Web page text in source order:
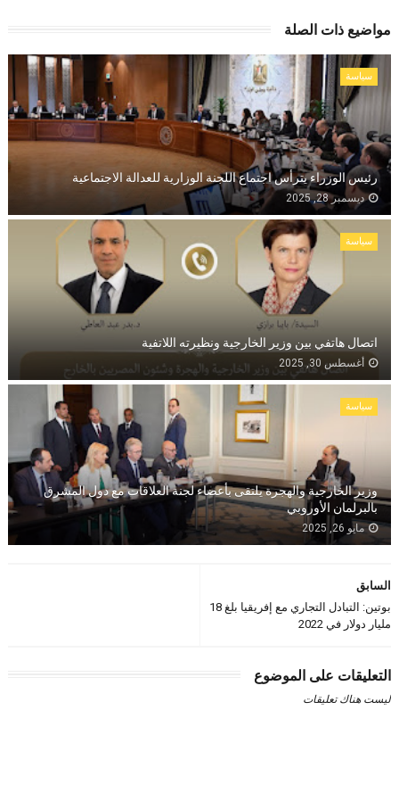
مواضيع ذات الصلة
سياسة
رئيس الوزراء يترأس اجتماع اللجنة الوزارية للعدالة الاجتماعية
ديسمبر 28, 2025
سياسة
اتصال هاتفي بين وزير الخارجية ونظيرته اللاتفية
أغسطس 30, 2025
سياسة
وزير الخارجية والهجرة يلتقى بأعضاء لجنة العلاقات مع دول المشرق
بالبرلمان الأوروبي
مايو 26, 2025
السابق
بوتين: التبادل التجاري مع إفريقيا بلغ 18
مليار دولار في 2022
التعليقات على الموضوع
ليست هناك تعليقات